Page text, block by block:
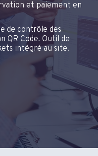
et paiement en
de contrôle des
QR Code. Outil de
intégré au site.